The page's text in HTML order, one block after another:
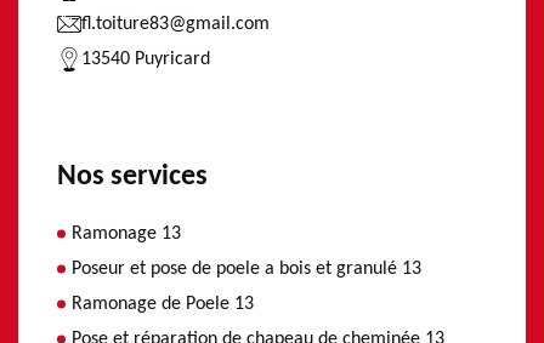
fl.toiture83@gmail.com
13540 Puyricard
Nos services
Ramonage 13
Poseur et pose de poele a bois et granulé 13
Ramonage de Poele 13
Pose et réparation de chapeau de cheminée 13